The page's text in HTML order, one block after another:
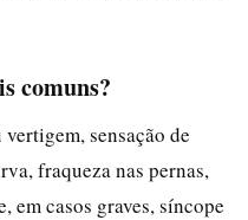
comuns?
sensação de
fraqueza nas pernas,
em casos graves, síncope